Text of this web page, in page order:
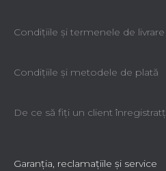
Condiţiile şi termenele de livrare
Condiţiile şi metodele de plată
De ce să fiţi un client înregistratţ
Garanţia, reclamaţiile şi service